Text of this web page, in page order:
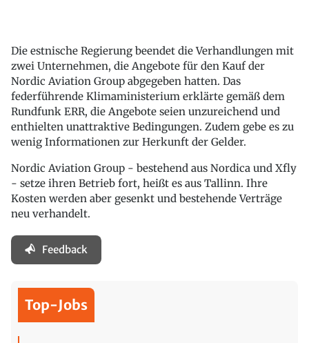
Die estnische Regierung beendet die Verhandlungen mit
zwei Unternehmen, die Angebote für den Kauf der
Nordic Aviation Group abgegeben hatten. Das
federführende Klimaministerium erklärte gemäß dem
Rundfunk ERR, die Angebote seien unzureichend und
enthielten unattraktive Bedingungen. Zudem gebe es zu
wenig Informationen zur Herkunft der Gelder.
Nordic Aviation Group - bestehend aus Nordica und Xfly
- setze ihren Betrieb fort, heißt es aus Tallinn. Ihre
Kosten werden aber gesenkt und bestehende Verträge
neu verhandelt.
Feedback
Top-Jobs